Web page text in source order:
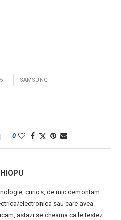
SAMSUNG
0
curios, de mic demontam
electronica sau care avea
astazi se cheama ca le testez.